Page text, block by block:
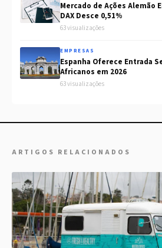
Mercado de Ações Alemão
DAX Desce 0,51%
63 visualizações
EMPRESAS
Espanha Oferece Entrada
Africanos em 2026
63 visualizações
ARTIGOS RELACIONADOS